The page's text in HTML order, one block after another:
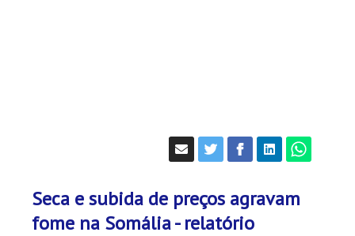
Seca e subida de preços agravam
fome na Somália - relatório